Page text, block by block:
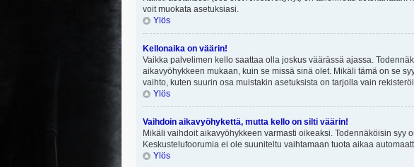
voit muokata asetuksiasi.
Ylös
Kellonaika on väärin!
Vaikka palvelimen kello saattaa olla joskus väärässä ajassa.
aikavyöhykkeen mukaan, kuin se missä sinä olet. Mikäli tämä on se
vaihto, kuten suurin osa muistakin asetuksista on tarjolla vain
Ylös
Vaihdoin aikavyöhykettä, mutta kello on silti väärin!
Mikäli vaihdoit aikavyöhykkeen varmasti oikeaksi. Todennäköisin
Keskustelufoorumia ei ole suuniteltu vaihtamaan tuota aikaa
Ylös